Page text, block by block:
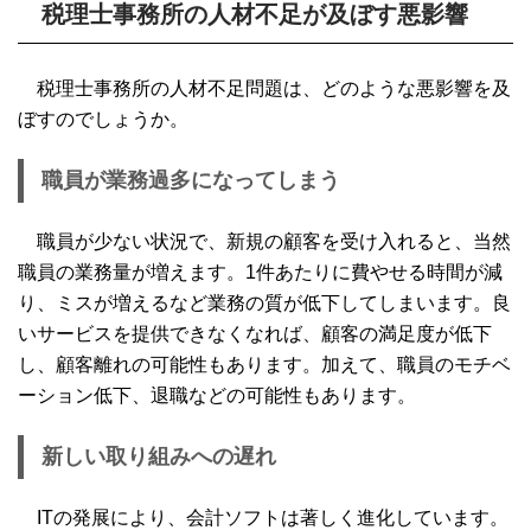
税理士事務所の人材不足が及ぼす悪影響
税理士事務所の人材不足問題は、どのような悪影響を及
ぼすのでしょうか。
職員が業務過多になってしまう
職員が少ない状況で、新規の顧客を受け入れると、当然
職員の業務量が増えます。1件あたりに費やせる時間が減
り、ミスが増えるなど業務の質が低下してしまいます。良
いサービスを提供できなくなれば、顧客の満足度が低下
し、顧客離れの可能性もあります。加えて、職員のモチベ
ーション低下、退職などの可能性もあります。
新しい取り組みへの遅れ
ITの発展により、会計ソフトは著しく進化しています。